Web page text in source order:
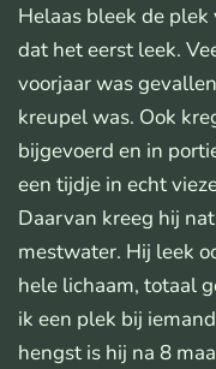
Helaas bleek de
dat het eerst leek.
voorjaar was
kreupel was. Ook
bijgevoerd en in
een tijdje in echt
Daarvan kreeg hij
mestwater. Hij leek
hele lichaam, totaal
ik een plek bij
hengst is hij na 8